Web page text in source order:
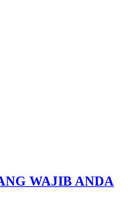
WAJIB ANDA